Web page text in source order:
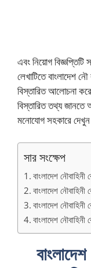
এবং নিয়োগ
লেখাটিতে বাংলাদেশ
বিস্তারিত আলোচনা
বিস্তারিত তথ্য জানতে
মনোযোগ সহকারে
সার সংক্ষেপ
বাংলাদেশ
বাংলাদেশ নৌবাহিনী
বাংলাদেশ
বাংলাদেশ